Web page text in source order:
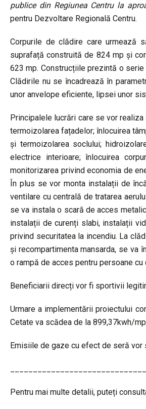
publice din Regiunea Centru la
pentru Dezvoltare Regională Centru.
Corpurile de clădire care urmează
suprafață construită de 824 mp și
623 mp. Construcțiile prezintă o
Clădirile nu se încadrează în
unor anvelope eficiente, lipsei unor
Principalele lucrări care se vor
termoizolarea fațadelor; înlocuirea
și termoizolarea soclului;
electrice interioare; înlocuirea
monitorizarea privind economia de
În plus se vor monta instalații de
ventilare cu centrală de tratarea
se va instala o scară de acces
instalații de curenți slabi, instalații
privind securitatea la incendiu. La
și recompartimenta mansarda, se va
o rampă de acces pentru persoane
Beneficiarii direcți vor fi sportivii
Urmare a implementării proiectului
Cetate va scădea de la 899,37kwh/
Emisiile de gaze cu efect de seră
Pentru mai multe detalii, puteți